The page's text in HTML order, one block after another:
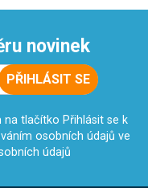
novinek
na tlačítko Přihlásit se k
osobních údajů ve
údajů